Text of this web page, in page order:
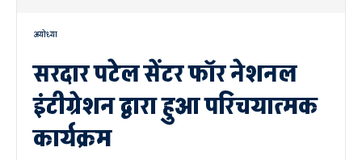
अयोध्या
सरदार पटेल सेंटर फॉर नेशनल
इंटीग्रेशन द्वारा हुआ परिचयात्मक
कार्यक्रम